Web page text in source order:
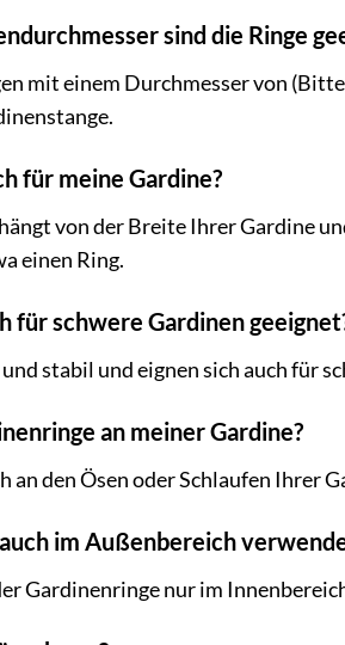
sind die Ringe
mit einem Durchmesser von
für meine Gardine?
von der Breite Ihrer Gardine
einen Ring.
für schwere Gardinen
stabil und eignen sich auch für
an meiner Gardine?
an den Ösen oder Schlaufen Ihrer
im Außenbereich
Gardinenringe nur im